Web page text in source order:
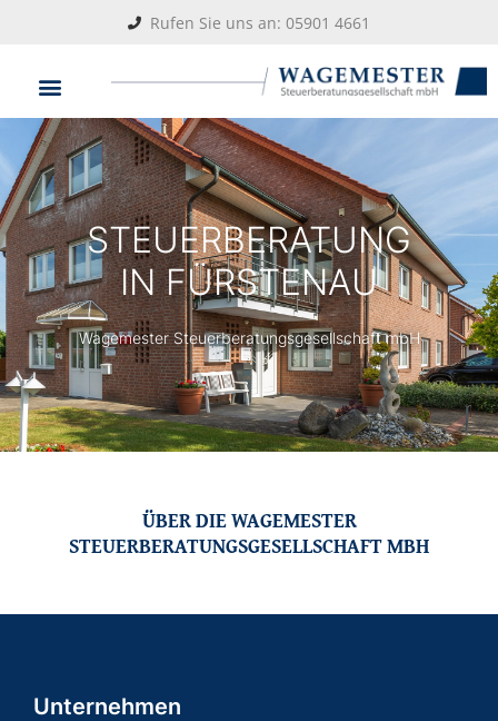
Rufen Sie uns an: 05901 4661
STEUERBERATUNG
IN FÜRSTENAU
Wagemester Steuerberatungsgesellschaft mbH
ÜBER DIE WAGEMESTER
STEUERBERATUNGSGESELLSCHAFT MBH
Unternehmen